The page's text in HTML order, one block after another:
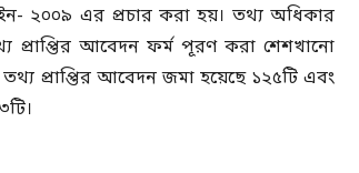
২০০৯ এর প্রচার করা হয়। তথ্য অধিকার
প্রাপ্তির আবেদন ফর্ম পূরণ করা শেশখানো
তথ্য প্রাপ্তির আবেদন জমা হয়েছে ১২৫টি এবং